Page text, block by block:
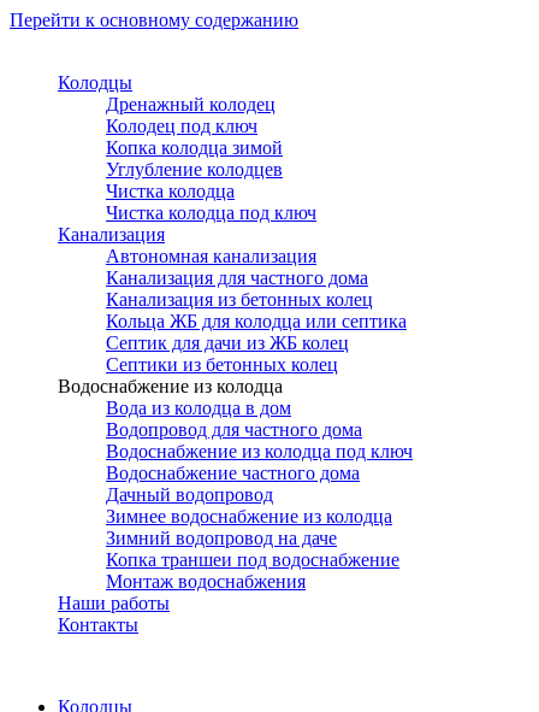
Перейти к основному содержанию
Колодцы
Дренажный колодец
Колодец под ключ
Копка колодца зимой
Углубление колодцев
Чистка колодца
Чистка колодца под ключ
Канализация
Автономная канализация
Канализация для частного дома
Канализация из бетонных колец
Кольца ЖБ для колодца или септика
Септик для дачи из ЖБ колец
Септики из бетонных колец
Водоснабжение из колодца
Вода из колодца в дом
Водопровод для частного дома
Водоснабжение из колодца под ключ
Водоснабжение частного дома
Дачный водопровод
Зимнее водоснабжение из колодца
Зимний водопровод на даче
Копка траншеи под водоснабжение
Монтаж водоснабжения
Наши работы
Контакты
Колодцы